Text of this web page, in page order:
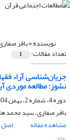
نویسنده =باقر
تعداد مقالات: 1
جریان‌شناسی آراء
نشوز: مطالعه موردی آیه 34 سوره
دوره 4، شماره 2، بهمن 1404، صفحه
باقر صفاری، سید محمد
مشاهده مقاله
اصل